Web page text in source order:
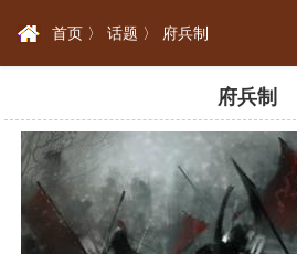
首页 〉 话题 〉 府兵制
府兵制